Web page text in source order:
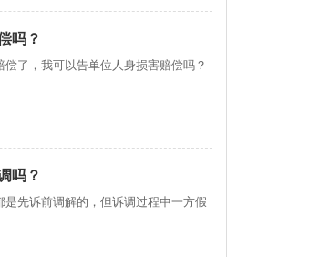
吗？
了，我可以告单位人身损害赔偿吗？
吗？
先诉前调解的，但诉调过程中一方假